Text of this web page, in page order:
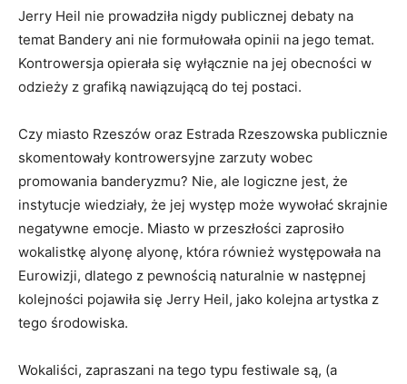
Jerry Heil nie prowadziła nigdy publicznej debaty na
temat Bandery ani nie formułowała opinii na jego temat.
Kontrowersja opierała się wyłącznie na jej obecności w
odzieży z grafiką nawiązującą do tej postaci.
Czy miasto Rzeszów oraz Estrada Rzeszowska publicznie
skomentowały kontrowersyjne zarzuty wobec
promowania banderyzmu? Nie, ale logiczne jest, że
instytucje wiedziały, że jej występ może wywołać skrajnie
negatywne emocje. Miasto w przeszłości zaprosiło
wokalistkę alyonę alyonę, która również występowała na
Eurowizji, dlatego z pewnością naturalnie w następnej
kolejności pojawiła się Jerry Heil, jako kolejna artystka z
tego środowiska.
Wokaliści, zapraszani na tego typu festiwale są, (a